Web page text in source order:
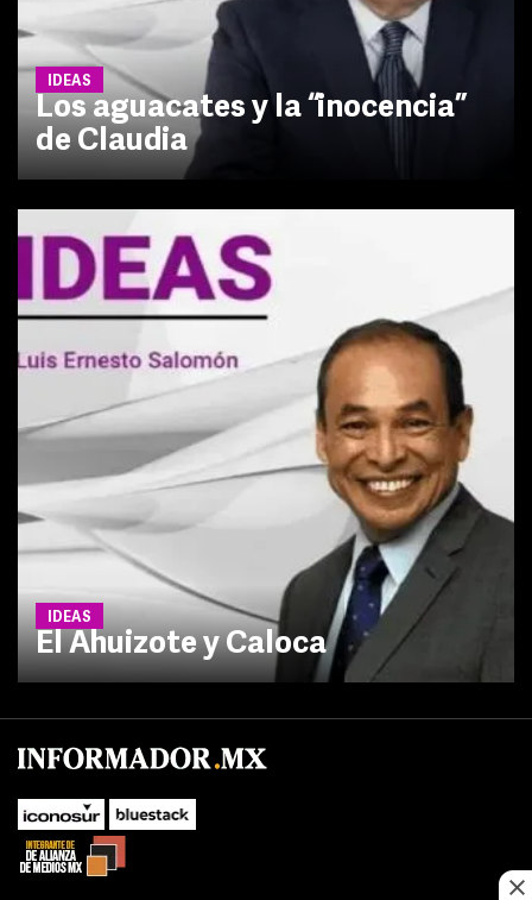
IDEAS
Los aguacates y la “inocencia”
de Claudia
IDEAS
El Ahuizote y Caloca